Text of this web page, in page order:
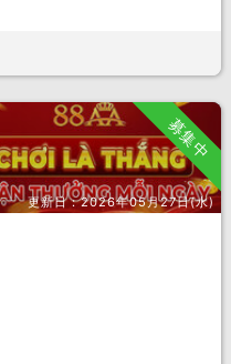
募集中
更新日：2026年05月27日(水)